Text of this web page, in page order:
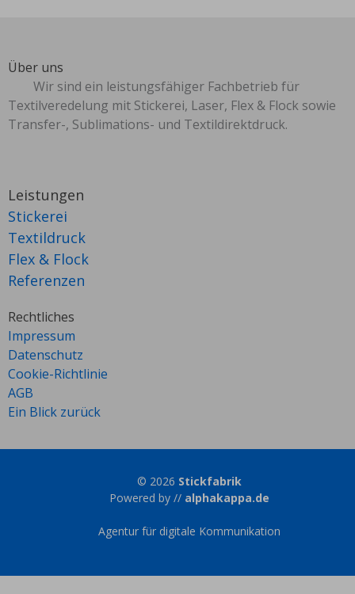
Über uns
Wir sind ein leistungsfähiger Fachbetrieb für
Textilveredelung mit Stickerei, Laser, Flex & Flock sowie
Transfer-, Sublimations- und Textildirektdruck.
Leistungen
Stickerei
Textildruck
Flex & Flock
Referenzen
Rechtliches
Impressum
Datenschutz
Cookie-Richtlinie
AGB
Ein Blick zurück
© 2026 Stickfabrik
Powered by // alphakappa.de
Agentur für digitale Kommunikation